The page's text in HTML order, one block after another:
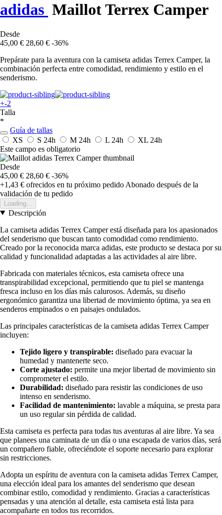
adidas Maillot Terrex Camper
Desde
45,00 € 28,60 € -36%
Prepárate para la aventura con la camiseta adidas Terrex Camper, la
combinación perfecta entre comodidad, rendimiento y estilo en el
senderismo.
+-2
Talla
*
Guía de tallas
XS
S 24h M 24h L 24h XL 24h
Este campo es obligatorio
Desde
45,00 € 28,60 € -36%
+1,43 € ofrecidos en tu próximo pedido Abonado después de la
validación de tu pedido
Loading...
Descripción
La camiseta adidas Terrex Camper está diseñada para los apasionados
del senderismo que buscan tanto comodidad como rendimiento.
Creado por la reconocida marca adidas, este producto se destaca por su
calidad y funcionalidad adaptadas a las actividades al aire libre.
Fabricada con materiales técnicos, esta camiseta ofrece una
transpirabilidad excepcional, permitiendo que tu piel se mantenga
fresca incluso en los días más calurosos. Además, su diseño
ergonómico garantiza una libertad de movimiento óptima, ya sea en
senderos empinados o en paisajes ondulados.
Las principales características de la camiseta adidas Terrex Camper
incluyen:
Tejido ligero y transpirable: diseñado para evacuar la
humedad y mantenerte seco.
Corte ajustado: permite una mejor libertad de movimiento sin
comprometer el estilo.
Durabilidad: diseñado para resistir las condiciones de uso
intenso en senderismo.
Facilidad de mantenimiento: lavable a máquina, se presta para
un uso regular sin pérdida de calidad.
Esta camiseta es perfecta para todas tus aventuras al aire libre. Ya sea
que planees una caminata de un día o una escapada de varios días, será
un compañero fiable, ofreciéndote el soporte necesario para explorar
sin restricciones.
Adopta un espíritu de aventura con la camiseta adidas Terrex Camper,
una elección ideal para los amantes del senderismo que desean
combinar estilo, comodidad y rendimiento. Gracias a características
pensadas y una atención al detalle, esta camiseta está lista para
acompañarte en todos tus recorridos.